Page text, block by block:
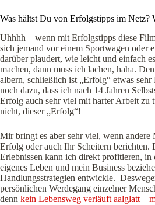
Was hältst Du von Erfolgstipps im Netz?
Uhhhh – wenn mit Erfolgstipps diese
sich jemand vor einem Sportwagen oder
darüber plaudert, wie leicht und einfach
machen, dann muss ich lachen, haha.
albern, schließlich ist „Erfolg“ etwas
noch dazu, dass ich nach 14 Jahren
Erfolg auch sehr viel mit harter Arbeit zu
nicht, dieser „Erfolg“!
Mir bringt es aber sehr viel, wenn andere
Erfolg oder auch Ihr Scheitern berichten.
Erlebnissen kann ich direkt profitieren, in
eigenes Leben und mein Business
Handlungsstrategien entwickle.
persönlichen Werdegang einzelner
denn kein Lebensweg verläuft aalglatt –